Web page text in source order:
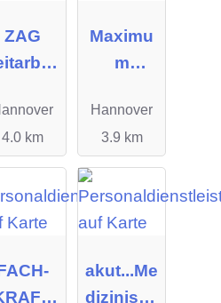
ZAG
haft
r
4.0 km
Maximu
m
manage
ment
GmbH
Hannover
3.9 km
akut...Me
dizinisch